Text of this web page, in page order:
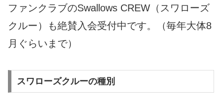
ファンクラブのSwallows CREW（スワローズ
クルー）も絶賛入会受付中です。（毎年大体8
月ぐらいまで）
スワローズクルーの種別